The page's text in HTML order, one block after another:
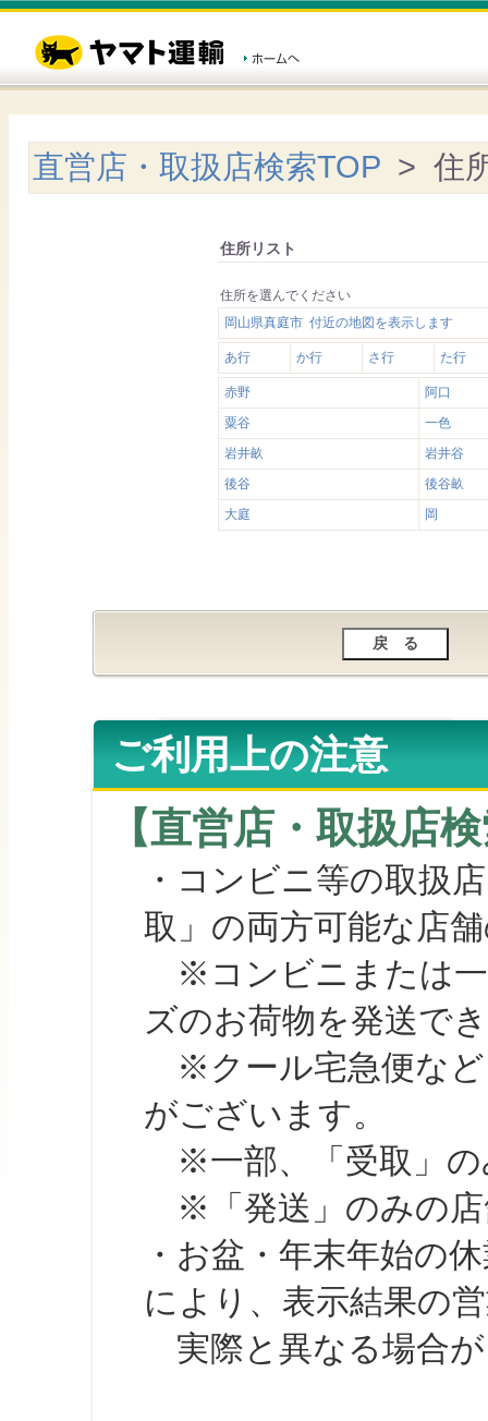
直営店・取扱店検索TOP > 住
住所リスト
住所を選んでください
岡山県真庭市 付近の地図を表示します
あ行 か行 さ行 た行
赤野
阿口
粟谷
一色
岩井畝
岩井谷
後谷
後谷畝
大庭
岡
ご利用上の注意
【直営店・取扱店
・コンビニ等の取扱
取」の両方可能な店
※コンビニまたは一
ズのお荷物を発送で
※クール宅急便など
がございます。
※一部、「受取」の
※「発送」のみの店
・お盆・年末年始の
により、表示結果の
実際と異なる場合が